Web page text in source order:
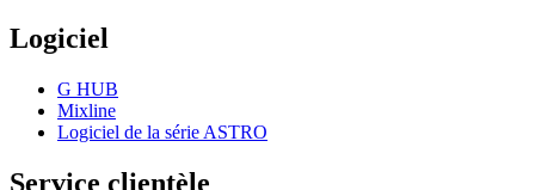
Logiciel
G HUB
Mixline
Logiciel de la série ASTRO
Service clientèle